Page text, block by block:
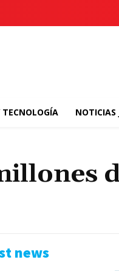
TECNOLOGÍA NOTICIAS
news